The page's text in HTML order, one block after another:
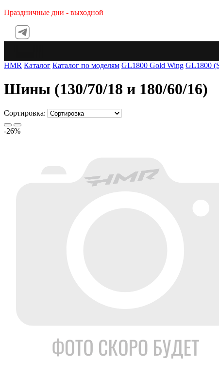
Праздничные дни - выходной
HMR Каталог Каталог по моделям GL1800 Gold Wing GL1800
Шины (130/70/18 и 180/60/16)
Сортировка:
-26%